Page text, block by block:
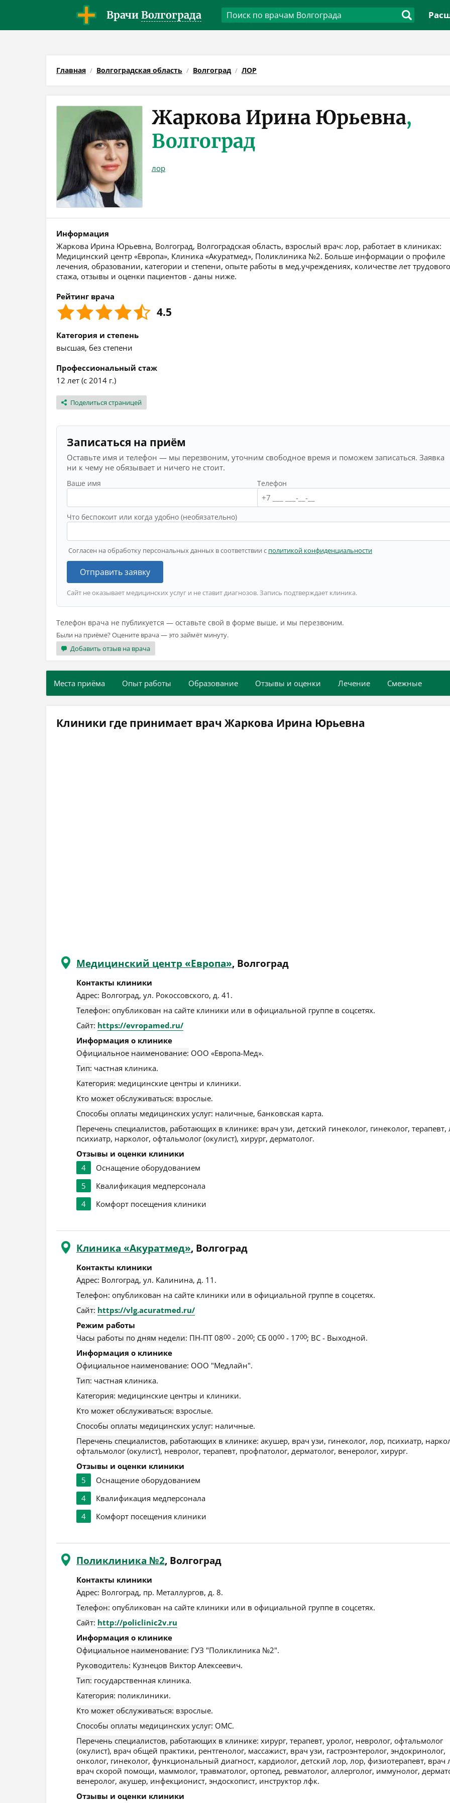
Врачи Волгограда
Главная Волгоградская область Волгоград ЛОР
Жаркова Ирина Юрьевна,
Волгоград
лор
Информация
Жаркова Ирина Юрьевна, Волгоград, Волгоградская область, взрослый врач: лор, работает в клиниках:
Медицинский центр «Европа», Клиника «Акуратмед», Поликлиника №2. Больше информации о профиле
лечения, образовании, категории и степени, опыте работы в мед.учреждениях, количестве лет трудового
стажа, отзывы и оценки пациентов - даны ниже.
Рейтинг врача
4.5
Категория и степень
высшая, без степени
Профессиональный стаж
12 лет (с 2014 г.)
Поделиться страницей
Записаться на приём
Оставьте имя и телефон — мы перезвоним, уточним свободное время и поможем записаться. Заявка
ни к чему не обязывает и ничего не стоит.
Ваше имя Телефон
Что беспокоит или когда удобно (необязательно)
Согласен на обработку персональных данных в соответствии с политикой конфиденциальности
Отправить заявку
Сайт не оказывает медицинских услуг и не ставит диагнозов. Запись подтверждает клиника.
Телефон врача не публикуется — оставьте свой в форме выше, и мы перезвоним.
Были на приёме? Оцените врача — это займёт минуту.
Добавить отзыв на врача
Места приёма Опыт работы Образование Отзывы и оценки Лечение Смежные
Клиники где принимает врач Жаркова Ирина Юрьевна
Медицинский центр «Европа», Волгоград
Контакты клиники
Адрес: Волгоград, ул. Рокоссовского, д. 41 .
Телефон: опубликован на сайте клиники или в официальной группе в соцсетях.
Сайт: https://evropamed.ru/
Информация о клинике
Официальное наименование: ООО «Европа-Мед».
Тип: частная клиника.
Категория: медицинские центры и клиники.
Кто может обслуживаться: взрослые.
Способы оплаты медицинских услуг: наличные, банковская карта.
Перечень специалистов, работающих в клинике: врач узи, детский гинеколог, гинеколог, терапевт,
психиатр, нарколог, офтальмолог (окулист), хирург, дерматолог.
Отзывы и оценки клиники
4
Оснащение оборудованием
5
Квалификация медперсонала
4
Комфорт посещения клиники
Клиника «Акуратмед», Волгоград
Контакты клиники
Адрес: Волгоград, ул. Калинина, д. 11 .
Телефон: опубликован на сайте клиники или в официальной группе в соцсетях.
Сайт: https://vlg.acuratmed.ru/
Режим работы
Часы работы по дням недели: ПН-ПТ 0800 - 2000; СБ 0000 - 1700; ВС - Выходной.
Информация о клинике
Официальное наименование: ООО "Медлайн".
Тип: частная клиника.
Категория: медицинские центры и клиники.
Кто может обслуживаться: взрослые.
Способы оплаты медицинских услуг: наличные.
Перечень специалистов, работающих в клинике: акушер, врач узи, гинеколог, лор, психиатр,
офтальмолог (окулист), невролог, терапевт, профпатолог, дерматолог, венеролог, хирург.
Отзывы и оценки клиники
5
Оснащение оборудованием
4
Квалификация медперсонала
4
Комфорт посещения клиники
Поликлиника №2, Волгоград
Контакты клиники
Адрес: Волгоград, пр. Металлургов, д. 8.
Телефон: опубликован на сайте клиники или в официальной группе в соцсетях.
Сайт: http://policlinic2v.ru
Информация о клинике
Официальное наименование: ГУЗ "Поликлиника №2".
Руководитель: Кузнецов Виктор Алексеевич.
Тип: государственная клиника.
Категория: поликлиники.
Кто может обслуживаться: взрослые.
Способы оплаты медицинских услуг: ОМС.
Перечень специалистов, работающих в клинике: хирург, терапевт, уролог, невролог, офтальмолог
(окулист), врач общей практики, рентгенолог, массажист, врач узи, гастроэнтеролог, эндокринолог,
онколог, гинеколог, функциональный диагност, кардиолог, детский лор, лор, физиотерапевт, врач
врач скорой помощи, маммолог, травматолог, ортопед, ревматолог, аллерголог, иммунолог,
венеролог, акушер, инфекционист, эндоскопист, инструктор лфк.
Отзывы и оценки клиники